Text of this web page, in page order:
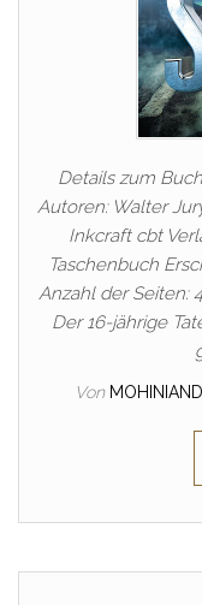
Details zum
Autoren: Walter
Inkcraft cbt
Taschenbuch
Anzahl der Seiten:
Der 16-jährige
Von